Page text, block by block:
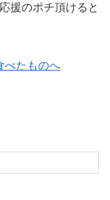
援のポチ頂けると